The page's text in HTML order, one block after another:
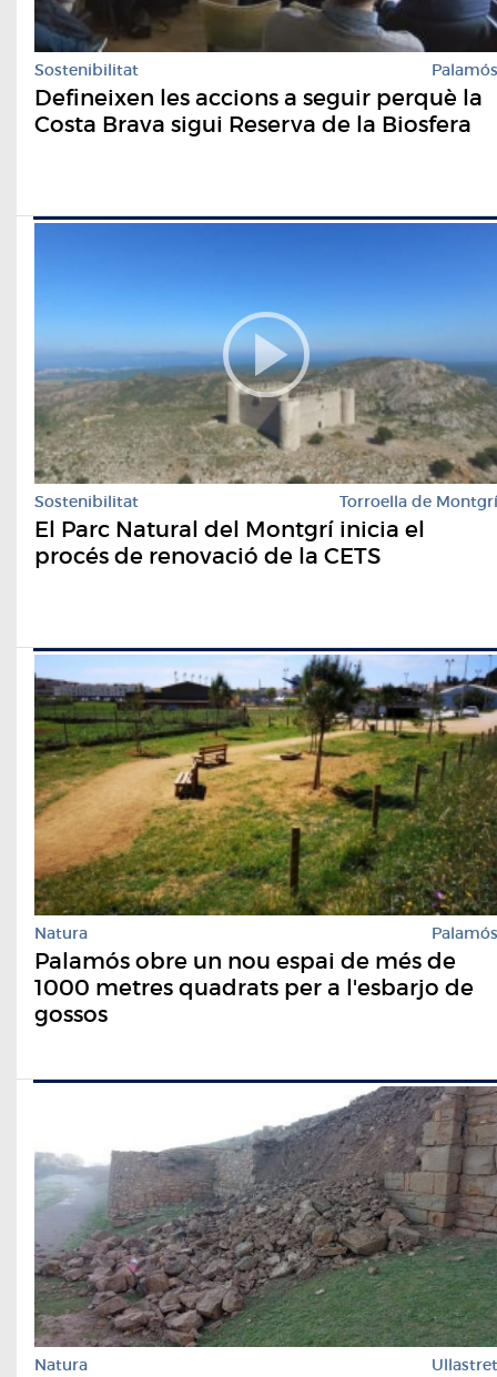
Sostenibilitat Palamós
Defineixen les accions a seguir perquè la
Costa Brava sigui Reserva de la Biosfera
Sostenibilitat Torroella de Montgrí
El Parc Natural del Montgrí inicia el
procés de renovació de la CETS
Natura Palamós
Palamós obre un nou espai de més de
1000 metres quadrats per a l'esbarjo de
gossos
Natura Ullastret